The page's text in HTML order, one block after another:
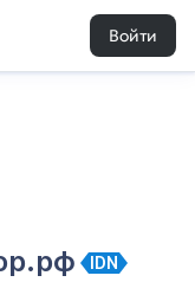
Войти
IDN
173 0